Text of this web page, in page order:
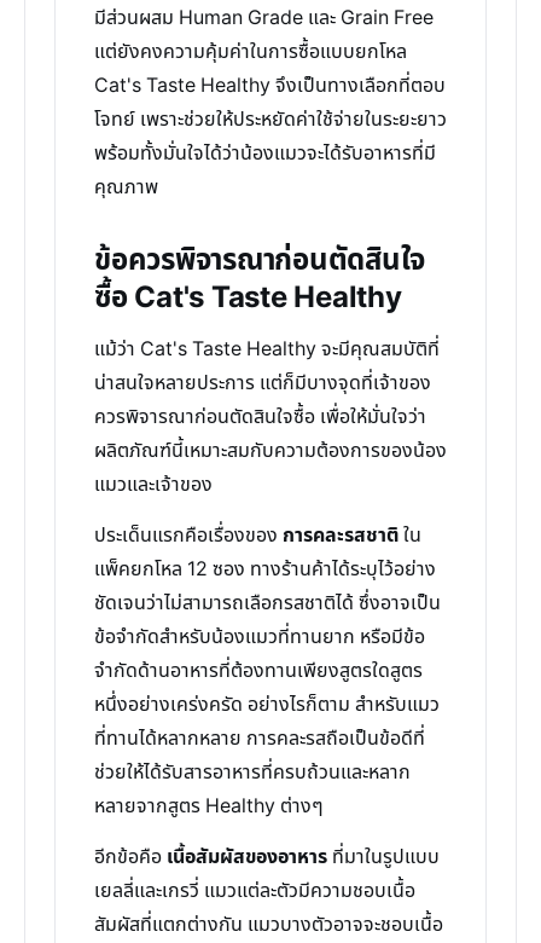
มีส่วนผสม Human Grade และ Grain Free
แต่ยังคงความคุ้มค่าในการซื้อแบบยกโหล
Cat's Taste Healthy จึงเป็นทางเลือกที่ตอบ
โจทย์ เพราะช่วยให้ประหยัดค่าใช้จ่ายในระยะยาว
พร้อมทั้งมั่นใจได้ว่าน้องแมวจะได้รับอาหารที่มี
คุณภาพ
ข้อควรพิจารณาก่อนตัดสินใจ
ซื้อ Cat's Taste Healthy
แม้ว่า Cat's Taste Healthy จะมีคุณสมบัติที่
น่าสนใจหลายประการ แต่ก็มีบางจุดที่เจ้าของ
ควรพิจารณาก่อนตัดสินใจซื้อ เพื่อให้มั่นใจว่า
ผลิตภัณฑ์นี้เหมาะสมกับความต้องการของน้อง
แมวและเจ้าของ
ประเด็นแรกคือเรื่องของ การคละรสชาติใน
แพ็คยกโหล 12 ซอง ทางร้านค้าได้ระบุไว้อย่าง
ชัดเจนว่าไม่สามารถเลือกรสชาติได้ ซึ่งอาจเป็น
ข้อจำกัดสำหรับน้องแมวที่ทานยาก หรือมีข้อ
จำกัดด้านอาหารที่ต้องทานเพียงสูตรใดสูตร
หนึ่งอย่างเคร่งครัด อย่างไรก็ตาม สำหรับแมว
ที่ทานได้หลากหลาย การคละรสถือเป็นข้อดีที่
ช่วยให้ได้รับสารอาหารที่ครบถ้วนและหลาก
หลายจากสูตร Healthy ต่างๆ
อีกข้อคือ เนื้อสัมผัสของอาหาร ที่มาในรูปแบบ
เยลลี่และเกรวี่ แมวแต่ละตัวมีความชอบเนื้อ
สัมผัสที่แตกต่างกัน แมวบางตัวอาจจะชอบเนื้อ